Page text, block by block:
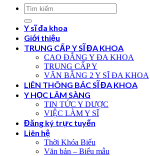
Y sĩ đa khoa
Giới thiệu
TRUNG CẤP Y SĨ ĐA KHOA
CAO ĐẲNG Y ĐA KHOA
TRUNG CẤP Y
VĂN BẰNG 2 Y SĨ ĐA KHOA
LIÊN THÔNG BÁC SĨ ĐA KHOA
Y HỌC LÂM SÀNG
TIN TỨC Y DƯỢC
VIỆC LÀM Y SĨ
Đăng ký trực tuyến
Liên hệ
Thời Khóa Biểu
Văn bản – Biểu mẫu